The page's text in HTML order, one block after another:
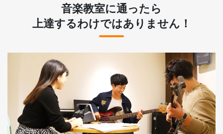
音楽教室に通ったら
上達するわけではありません！